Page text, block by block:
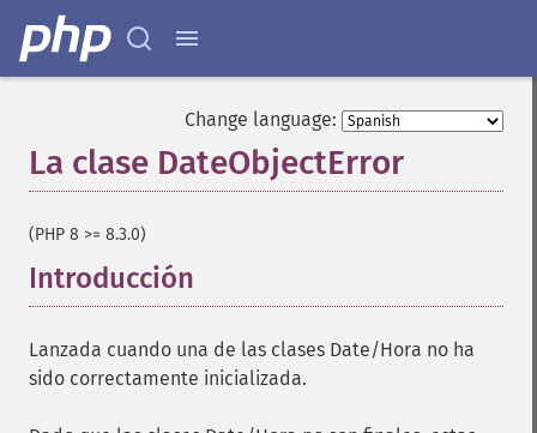
Change language:
La clase DateObjectError
(PHP 8 >= 8.3.0)
Introducción
Lanzada cuando una de las clases Date/Hora no ha
sido correctamente inicializada.